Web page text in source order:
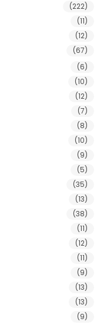
(222)
(11)
(12)
(67)
(6)
(10)
(12)
(7)
(8)
(10)
(9)
(5)
(35)
(13)
(38)
(11)
(12)
(11)
(9)
(13)
(13)
(9)